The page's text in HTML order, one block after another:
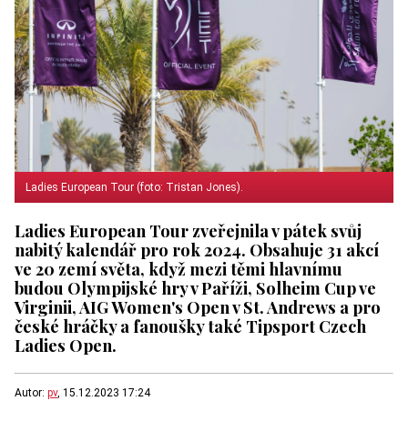
Ladies European Tour (foto: Tristan Jones).
Ladies European Tour zveřejnila v pátek svůj
nabitý kalendář pro rok 2024. Obsahuje 31 akcí
ve 20 zemí světa, když mezi těmi hlavnímu
budou Olympijské hry v Paříži, Solheim Cup ve
Virginii, AIG Women's Open v St. Andrews a pro
české hráčky a fanoušky také Tipsport Czech
Ladies Open.
Autor: pv, 15.12.2023 17:24